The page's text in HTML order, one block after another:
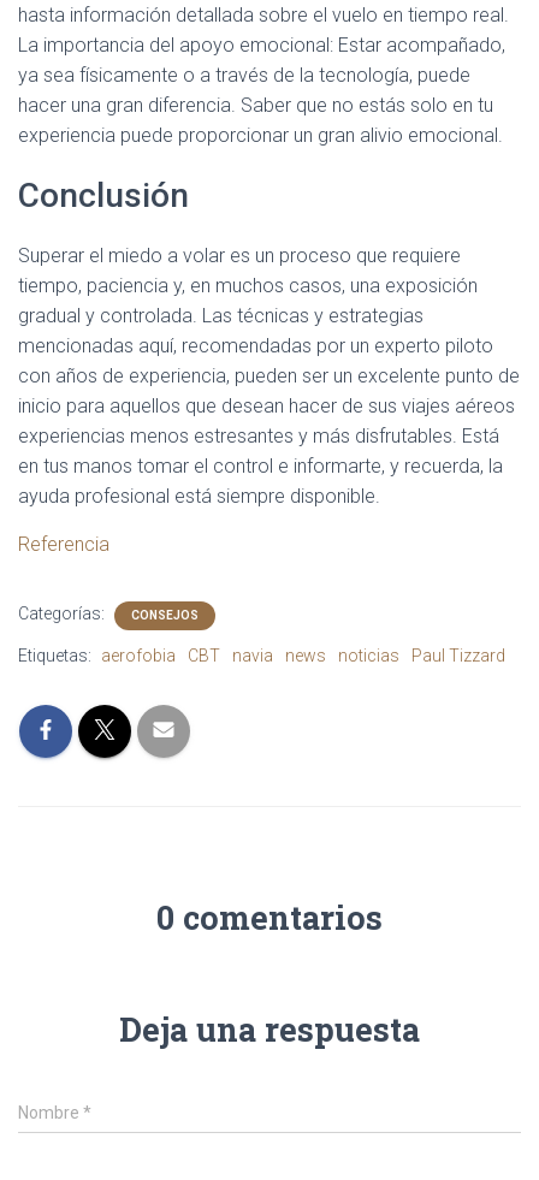
hasta información detallada sobre el vuelo en tiempo real.
La importancia del apoyo emocional: Estar acompañado,
ya sea físicamente o a través de la tecnología, puede
hacer una gran diferencia. Saber que no estás solo en tu
experiencia puede proporcionar un gran alivio emocional.
Conclusión
Superar el miedo a volar es un proceso que requiere
tiempo, paciencia y, en muchos casos, una exposición
gradual y controlada. Las técnicas y estrategias
mencionadas aquí, recomendadas por un experto piloto
con años de experiencia, pueden ser un excelente punto de
inicio para aquellos que desean hacer de sus viajes aéreos
experiencias menos estresantes y más disfrutables. Está
en tus manos tomar el control e informarte, y recuerda, la
ayuda profesional está siempre disponible.
Referencia
Categorías: CONSEJOS
Etiquetas: aerofobia CBT navia news noticias Paul Tizzard
0 comentarios
Deja una respuesta
Nombre *